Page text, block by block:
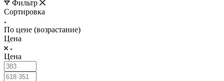
Фильтр
Сортировка
По цене (возрастание)
Цена
Цена